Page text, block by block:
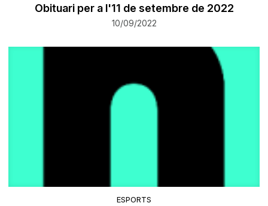
Obituari per a l'11 de setembre de 2022
10/09/2022
ESPORTS